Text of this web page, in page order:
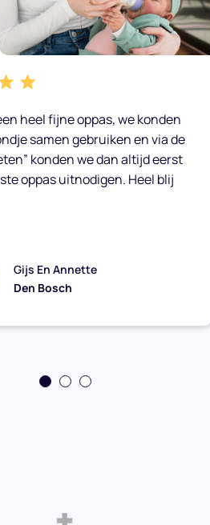
heel fijne oppas, we konden
samen gebruiken en via de
konden we dan altijd eerst
oppas uitnodigen. Heel blij
Gijs En Annette
Den Bosch